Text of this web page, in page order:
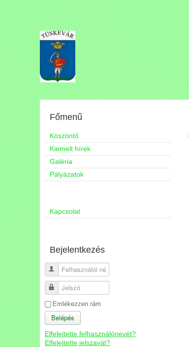
Főmenű
Köszöntő
Kiemelt hírek
Galéria
Pályázatok
Kapcsolat
Bejelentkezés
Felhasználói név
Jelszó
Emlékezzen rám
Belépés
Elfelejtette felhasználónevét?
Elfelejtette jelszavát?